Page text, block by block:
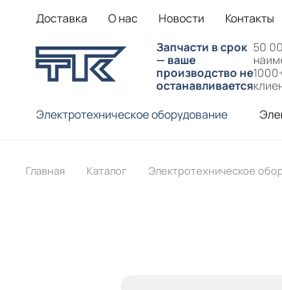
Доставка О нас Новости Контакты
Запчасти в срок
— ваше
производство не
останавливается
50
Электротехническое оборудование
Главная Каталог Электротехническое